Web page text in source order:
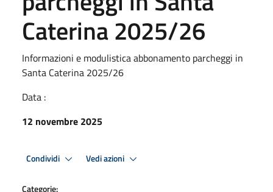
Caterina 2025/26
Informazioni e modulistica abbonamento parcheggi in
Santa Caterina 2025/26
Data :
12 novembre 2025
Condividi Vedi azioni
Categorie: